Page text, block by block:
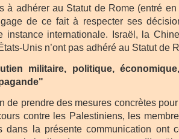
à adhérer au Statut de Rome (entré
de ce fait à respecter ses
instance internationale. Israël, la
Unis n’ont pas adhéré au Statut de
militaire, politique,
de prendre des mesures concrètes
contre les Palestiniens, les
dans la présente communication ont